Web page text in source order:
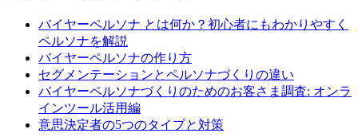
バイヤーペルソナ とは何か？初心者にもわかりやすく
ペルソナを解説
バイヤーペルソナの作り方
セグメンテーションとペルソナづくりの違い
バイヤーペルソナづくりのためのお客さま調査: オンラ
インツール活用編
意思決定者の5つのタイプと対策